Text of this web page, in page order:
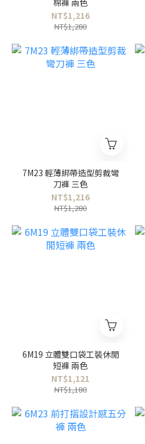
棉褲 兩色
NT$1,216
NT$1,280
7M23 輕薄綁帶造型剪裁彎
刀褲 三色
NT$1,216
NT$1,280
6M19 立體雙口袋工裝休閒
短褲 兩色
NT$1,121
NT$1,180